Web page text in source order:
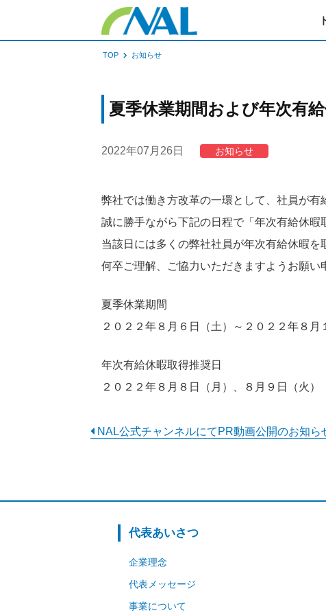
TOP お知らせ
夏季休業期間および年次有
2022年07月26日 お知らせ
弊社では働き方改革の一環として、社員が有
誠に勝手ながら下記の日程で「年次有給休暇
当該日には多くの弊社社員が年次有給休暇を
何卒ご理解、ご協力いただきますようお願い
夏季休業期間
２０２２年８月６日（土）～２０２２年８月
年次有給休暇取得推奨日
２０２２年８月８日（月）、８月９日（火）
NAL公式チャンネルにてPR動画公開のお知ら
代表あいさつ
企業理念
代表メッセージ
事業について